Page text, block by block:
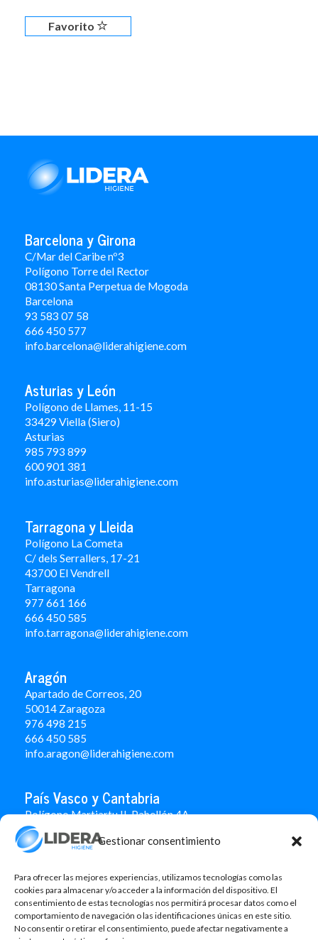
Gestionar consentimiento
Para ofrecer las mejores experiencias, utilizamos tecnologías como las
cookies para almacenar y/o acceder a la información del dispositivo. El
consentimiento de estas tecnologías nos permitirá procesar datos como el
comportamiento de navegación o las identificaciones únicas en este sitio.
No consentir o retirar el consentimiento, puede afectar negativamente a
Favorito
Barcelona y Girona
C/Mar del Caribe nº3
Polígono Torre del Rector
08130 Santa Perpetua de Mogoda
Barcelona
93 583 07 58
666 450 577
info.barcelona@liderahigiene.com
Asturias y León
Polígono de Llames, 11-15
33429 Viella (Siero)
Asturias
985 793 899
600 901 381
info.asturias@liderahigiene.com
Tarragona y Lleida
Polígono La Cometa
C/ dels Serrallers, 17-21
43700 El Vendrell
Tarragona
977 661 166
666 450 585
info.tarragona@liderahigiene.com
Aragón
Apartado de Correos, 20
50014 Zaragoza
976 498 215
666 450 585
info.aragon@liderahigiene.com
País Vasco y Cantabria
Polígono Martiartu II. Pabellón 4A
48480 Arrigorriaga
Bizkaia
666 451 184
info.paisvasco@liderahigiene.com
Linked In